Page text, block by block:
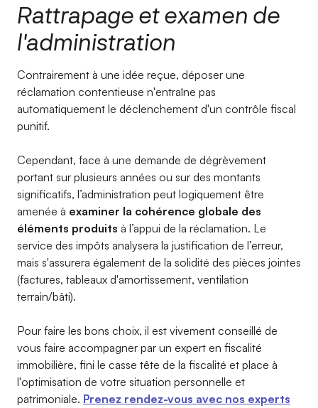
Rattrapage et examen de
l'administration
Contrairement à une idée reçue, déposer une
réclamation contentieuse n'entraîne pas
automatiquement le déclenchement d'un contrôle fiscal
punitif.
Cependant, face à une demande de dégrèvement
portant sur plusieurs années ou sur des montants
significatifs, l’administration peut logiquement être
amenée à examiner la cohérence globale des
éléments produits à l’appui de la réclamation. Le
service des impôts analysera la justification de l’erreur,
mais s'assurera également de la solidité des pièces jointes
(factures, tableaux d'amortissement, ventilation
terrain/bâti).
Pour faire les bons choix, il est vivement conseillé de
vous faire accompagner par un expert en fiscalité
immobilière, fini le casse tête de la fiscalité et place à
l'optimisation de votre situation personnelle et
patrimoniale. Prenez rendez-vous avec nos experts